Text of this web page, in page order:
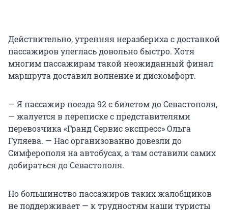
Действительно, утренняя неразбериха с доставкой
пассажиров улеглась довольно быстро. Хотя
многим пассажирам такой неожиданный финал
маршрута доставил волнение и дискомфорт.
— Я пассажир поезда 92 с билетом до Севастополя,
— жалуется в переписке с представителями
перевозчика «Гранд Сервис экспресс» Ольга
Гуляева. — Нас организованно довезли до
Симферополя на автобусах, а там оставили самих
добираться до Севастополя.
Но большинство пассажиров таких жалобщиков
не поддерживает — к трудностям наши туристы